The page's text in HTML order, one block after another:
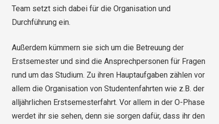
Team setzt sich dabei für die Organisation und
Durchführung ein.
Außerdem kümmern sie sich um die Betreuung der
Erstsemester und sind die Ansprechpersonen für Fragen
rund um das Studium. Zu ihren Hauptaufgaben zählen vor
allem die Organisation von Studentenfahrten wie z.B. der
alljährlichen Erstsemesterfahrt. Vor allem in der O-Phase
werdet ihr sie sehen, denn sie sorgen dafür, dass ihr den